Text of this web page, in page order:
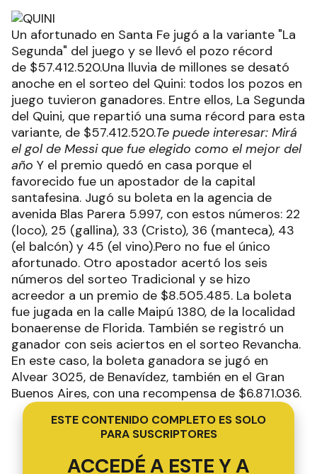
Un afortunado en Santa Fe jugó a la variante "La
Segunda" del juego y se llevó el pozo récord
de $57.412.520.Una lluvia de millones se desató
anoche en el sorteo del Quini: todos los pozos en
juego tuvieron ganadores. Entre ellos, La Segunda
del Quini, que repartió una suma récord para esta
variante, de $57.412.520.Te puede interesar: Mirá
el gol de Messi que fue elegido como el mejor del
año Y el premio quedó en casa porque el
favorecido fue un apostador de la capital
santafesina. Jugó su boleta en la agencia de
avenida Blas Parera 5.997, con estos números: 22
(loco), 25 (gallina), 33 (Cristo), 36 (manteca), 43
(el balcón) y 45 (el vino).Pero no fue el único
afortunado. Otro apostador acertó los seis
números del sorteo Tradicional y se hizo
acreedor a un premio de $8.505.485. La boleta
fue jugada en la calle Maipú 1380, de la localidad
bonaerense de Florida. También se registró un
ganador con seis aciertos en el sorteo Revancha.
En este caso, la boleta ganadora se jugó en
Alvear 3025, de Benavídez, también en el Gran
Buenos Aires, con una recompensa de $6.871.036.
ESTE CONTENIDO COMPLETO ES SOLO
PARA SUSCRIPTORES
ACCEDÉ A ESTE Y A